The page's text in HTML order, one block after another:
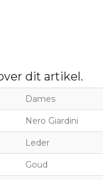
dit artikel.
Dames
Nero Giardini
Leder
Goud